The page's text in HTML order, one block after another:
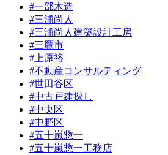
#一部木造
#三浦尚人
#三浦尚人建築設計工房
#三鷹市
#上原裕
#不動産コンサルティング
#世田谷区
#中古戸建探し
#中央区
#中野区
#五十嵐惣一
#五十嵐惣一工務店